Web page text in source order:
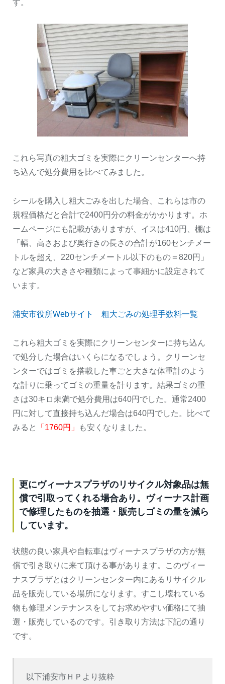
す。
これら写真の粗大ゴミを実際にクリーンセンターへ持
ち込んで処分費用を比べてみました。
シールを購入し粗大ごみを出した場合、これらは市の
規程価格だと合計で2400円分の料金がかかります。ホ
ームページにも記載がありますが、イスは410円、棚は
「幅、高さおよび奥行きの長さの合計が160センチメー
トルを超え、220センチメートル以下のもの＝820円」
など家具の大きさや種類によって事細かに設定されて
います。
浦安市役所Webサイト 粗大ごみの処理手数料一覧
これら粗大ゴミを実際にクリーンセンターに持ち込ん
で処分した場合はいくらになるでしょう。クリーンセ
ンターではゴミを搭載した車ごと大きな体重計のよう
な計りに乗ってゴミの重量を計ります。結果ゴミの重
さは30キロ未満で処分費用は640円でした。通常2400
円に対して直接持ち込んだ場合は640円でした。比べて
みると
「1760円」 も安くなりました。
更にヴィーナスプラザのリサイクル対象品は無
償で引取ってくれる場合あり。ヴィーナス計画
で修理したものを抽選・販売しゴミの量を減ら
しています。
状態の良い家具や自転車はヴィーナスプラザの方が無
償で引き取りに来て頂ける事があります。このヴィー
ナスプラザとはクリーンセンター内にあるリサイクル
品を販売している場所になります。すこし壊れている
物も修理メンテナンスをしてお求めやすい価格にて抽
選・販売しているのです。引き取り方法は下記の通り
です。
以下浦安市ＨＰより抜粋